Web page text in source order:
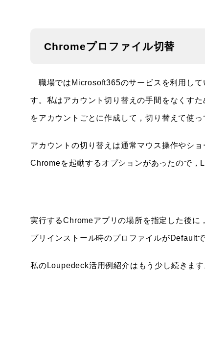
Chromeプロファイル切替
職場ではMicrosoft365のサービスを利用して
す。私はアカウント切り替えの手間をなくす
をアカウントごとに作成して，切り替えて使っ
アカウントの切り替えは通常マウス操作やシ
Chromeを起動するオプションがあったので，
実行するChromeアプリの場所を指定した後
プリインストール時のプロファイルがDefault
私のLoupedeck活用例紹介はもう少し続きます